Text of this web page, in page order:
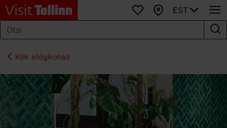
Lemmikud
Kaart
EST
Kõik söögikohad